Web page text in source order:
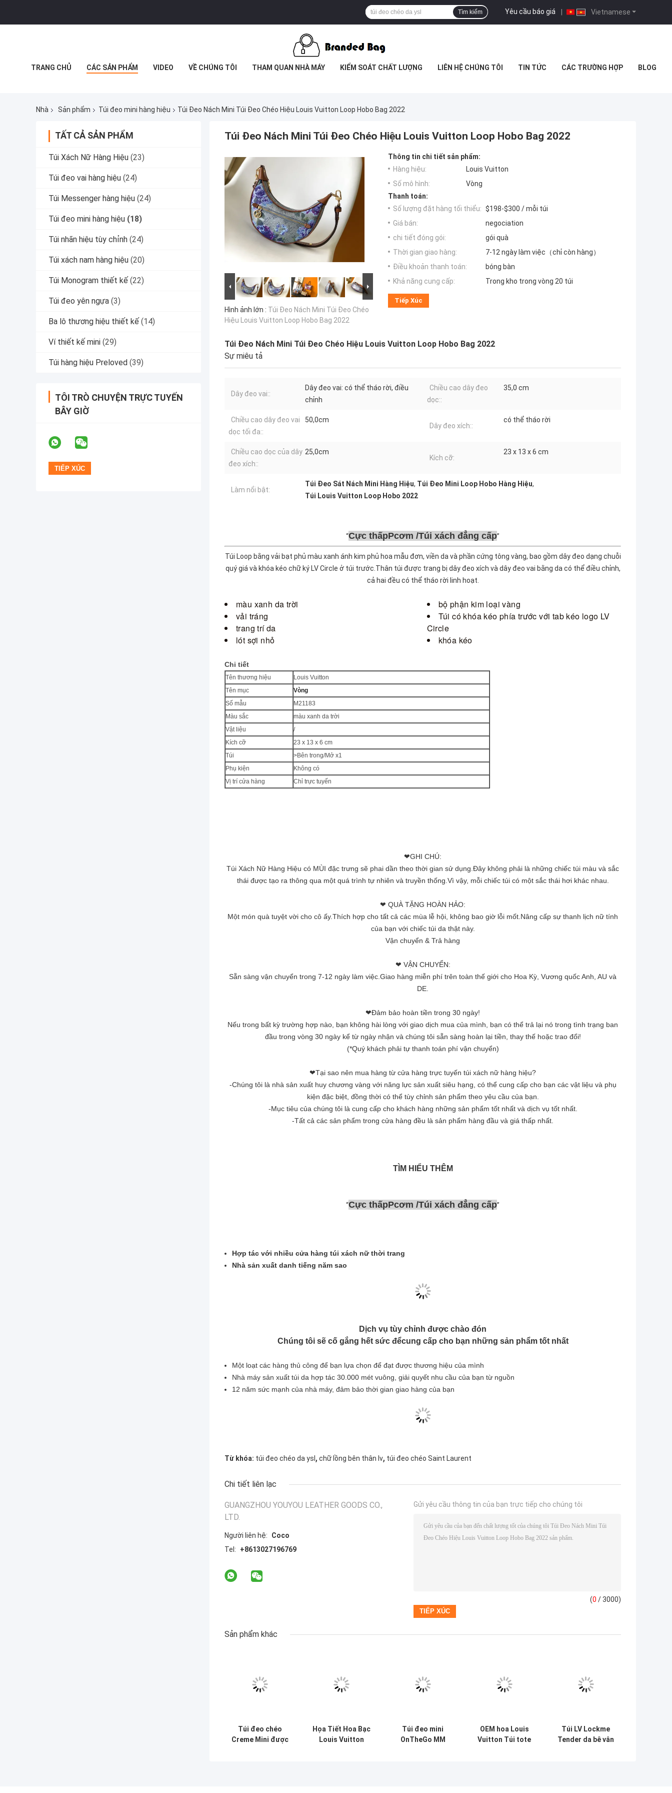
Vietnamese
Yêu cầu báo giá |
Tìm kiếm
TRANG CHỦ CÁC SẢN PHẨM VIDEO VỀ CHÚNG TÔI THAM QUAN NHÀ MÁY KIỂM SOÁT CHẤT LƯỢNG LIÊN HỆ CHÚNG TÔI TIN TỨC CÁC TRƯỜNG HỢP BLOG
Nhà Sản phẩm Túi đeo mini hàng hiệu Túi Đeo Nách Mini Túi Đeo Chéo Hiệu Louis Vuitton Loop Hobo Bag 2022
TẤT CẢ SẢN PHẨM
Túi Xách Nữ Hàng Hiệu (23)
Túi đeo vai hàng hiệu (24)
Túi Messenger hàng hiệu (24)
Túi đeo mini hàng hiệu (18)
Túi nhãn hiệu tùy chỉnh (24)
Túi xách nam hàng hiệu (20)
Túi Monogram thiết kế (22)
Túi đeo yên ngựa (3)
Ba lô thương hiệu thiết kế (14)
Ví thiết kế mini (29)
Túi hàng hiệu Preloved (39)
TÔI TRÒ CHUYỆN TRỰC TUYẾN
BÂY GIỜ
Túi Đeo Nách Mini Túi Đeo Chéo Hiệu Louis Vuitton Loop Hobo Bag 2022
Hình ảnh lớn : Túi Đeo Nách Mini Túi Đeo Chéo
Hiệu Louis Vuitton Loop Hobo Bag 2022
Thông tin chi tiết sản phẩm:
Hàng hiệu:
Louis Vuitton
Số mô hình:
Vòng
Thanh toán:
Số lượng đặt hàng tối thiểu: $198-$300 / mỗi túi
Giá bán:
negociation
chi tiết đóng gói:
gói quà
Thời gian giao hàng:
7-12 ngày làm việc（chỉ còn hàng）
Điều khoản thanh toán:
bóng bàn
Khả năng cung cấp:
Trong kho trong vòng 20 túi
Tiếp Xúc
Túi Đeo Nách Mini Túi Đeo Chéo Hiệu Louis Vuitton Loop Hobo Bag 2022
Sự miêu tả
Dây đeo vai::
Dây đeo vai: có thể tháo rời, điều
chỉnh
Chiều cao dây đeo
dọc::
35,0 cm
Chiều cao dây đeo vai
dọc tối đa::
50,0cm
Dây đeo xích::
có thể tháo rời
Chiều cao dọc của dây
đeo xích::
25,0cm
Kích cỡ:
23 x 13 x 6 cm
Làm nổi bật:
Túi Đeo Sát Nách Mini Hàng Hiệu, Túi Đeo Mini Loop Hobo Hàng Hiệu,
Túi Louis Vuitton Loop Hobo 2022
Cực thấpPcơm /Túi xách đẳng cấp
Túi Loop bằng vải bạt phủ màu xanh ánh kim phủ hoa mẫu đơn, viền da và phần cứng tông vàng, bao gồm dây đeo dạng chuỗi
quý giá và khóa kéo chữ ký LV Circle ở túi trước.Thân túi được trang bị dây đeo xích và dây đeo vai bằng da có thể điều chỉnh,
cả hai đều có thể tháo rời linh hoạt.
màu xanh da trời
vải tráng
trang trí da
lót sợi nhỏ
bộ phận kim loại vàng
Túi có khóa kéo phía trước với tab kéo logo LV
Circle
khóa kéo
Chi tiết
Tên thương hiệu
Louis Vuitton
Tên mục
Vòng
Số mẫu
M21183
Màu sắc
màu xanh da trời
Vật liệu
/
Kích cỡ
23 x 13 x 6 cm
Túi
>Bên trong/Mở x1
Phụ kiện
Không có
Vị trí cửa hàng
Chỉ trực tuyến